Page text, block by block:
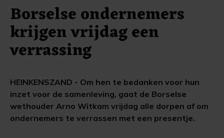
Borselse ondernemers
krijgen vrijdag een
verrassing
HEINKENSZAND - Om hen te bedanken voor hun
inzet voor de samenleving, gaat de Borselse
wethouder Arno Witkam vrijdag alle dorpen af om
ondernemers te verrassen met een presentje.